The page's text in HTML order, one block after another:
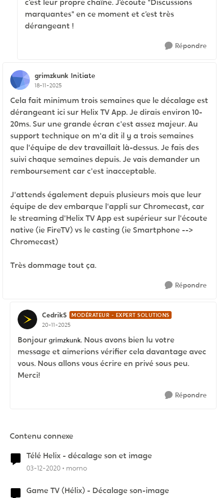
c’est leur propre chaîne. J’écoute "Discussions
marquantes" en ce moment et c’est très
dérangeant !
Répondre
grimzkunk Initiate
18-11-2025
Cela fait minimum trois semaines que le décalage est
dérangeant ici sur Helix TV App. Je dirais environ 10-
20ms. Sur une grande écran c'est assez majeur. Au
support technique on m'a dit il y a trois semaines
que l'équipe de dev travaillait là-dessus. Je fais des
suivi chaque semaines depuis. Je vais demander un
remboursement car c'est inacceptable.
J'attends également depuis plusieurs mois que leur
équipe de dev embarque l'appli sur Chromecast, car
le streaming d'Helix TV App est supérieur sur l'écoute
native (ie FireTV) vs le casting (ie Smartphone -->
Chromecast)
Très dommage tout ça.
Répondre
CedrikS MODÉRATEUR - EXPERT SOLUTIONS
20-11-2025
Bonjour grimzkunk. Nous avons bien lu votre
message et aimerions vérifier cela davantage avec
vous. Nous allons vous écrire en privé sous peu.
Merci!
Répondre
Contenu connexe
Télé Helix - décalage son et image
03-12-2020 morno
Game TV (Hélix) - Décalage son-image